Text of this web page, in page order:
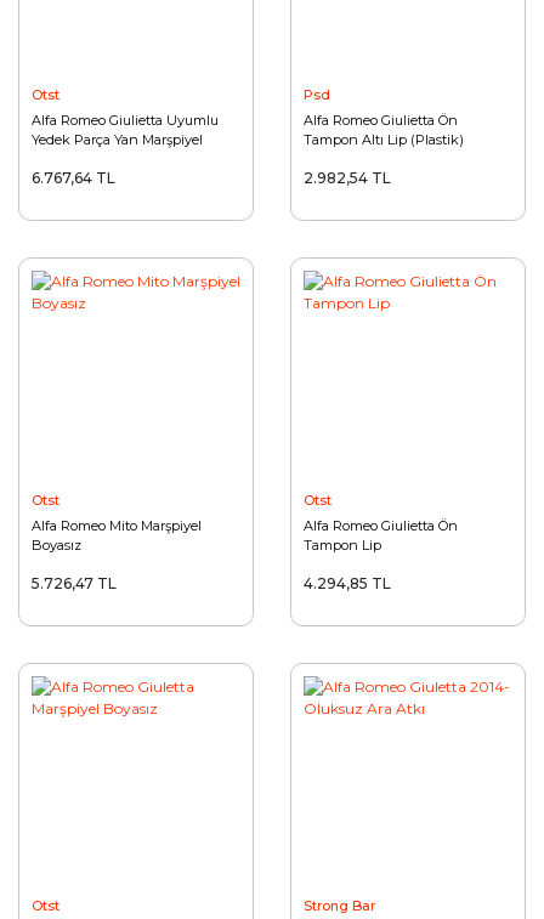
Otst
Alfa Romeo Giulietta Uyumlu
Yedek Parça Yan Marşpiyel
6.767,64 TL
Psd
Alfa Romeo Giulietta Ön
Tampon Altı Lip (Plastik)
2.982,54 TL
Otst
Alfa Romeo Mito Marşpiyel
Boyasız
5.726,47 TL
Otst
Alfa Romeo Giulietta Ön
Tampon Lip
4.294,85 TL
Otst Strong Bar